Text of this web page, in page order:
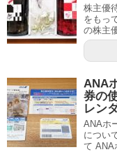
株主優
をもっ
の株主
ANA
券の
レン
ANAホ
につい
て ANA